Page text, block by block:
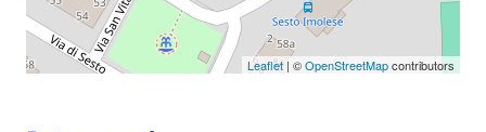
Chiedi al
bibliotecario
Leaflet | ©OpenStreetMapcontributors